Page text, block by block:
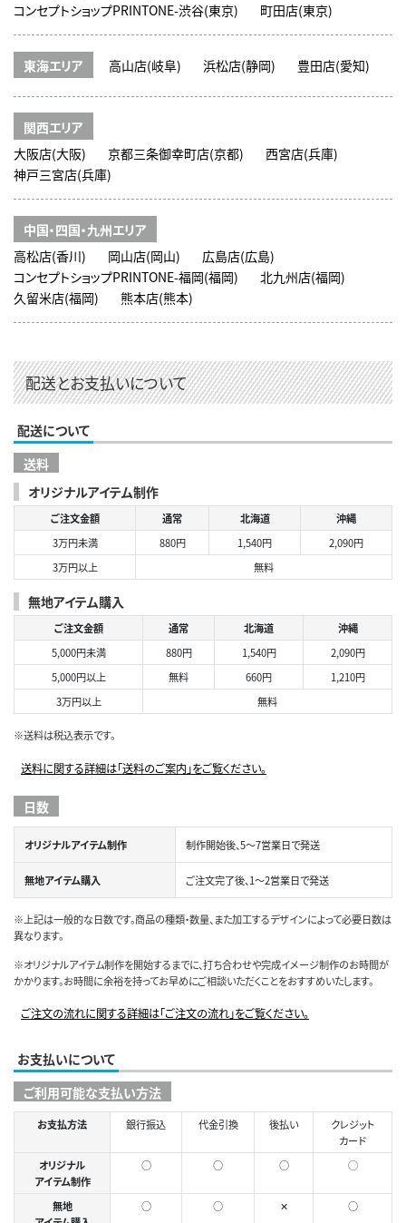
コンセプトショップPRINTONE-渋谷(東京)
町田店(東京)
東海エリア 高山店(岐阜) 浜松店(静岡) 豊田店(愛知)
関西エリア
大阪店(大阪)
京都三条御幸町店(京都)
西宮店(兵庫)
神戸三宮店(兵庫)
中国・四国・九州エリア
高松店(香川)
岡山店(岡山)
広島店(広島)
コンセプトショップPRINTONE-福岡(福岡)
北九州店(福岡)
久留米店(福岡)
熊本店(熊本)
配送とお支払いについて
配送について
送料
オリジナルアイテム制作
ご注文金額 通常 北海道
沖縄
3万円未満
880円 1,540円
2,090円
3万円以上
無料
無地アイテム購入
ご注文金額 通常 北海道
沖縄
5,000円未満
880円 1,540円
2,090円
5,000円以上
無料 660円
1,210円
3万円以上
無料
※送料は税込表示です。
送料に関する詳細は「送料のご案内」をご覧ください。
日数
オリジナルアイテム制作 制作開始後、5～7営業日で発送
無地アイテム購入 ご注文完了後、1～2営業日で発送
※上記は一般的な日数です。商品の種類・数量、また加工するデザインによって必要日数は
異なります。
※オリジナルアイテム制作を開始するまでに、打ち合わせや完成イメージ制作のお時間が
かかります。お時間に余裕を持ってお早めにご相談いただくことをおすすめいたします。
ご注文の流れに関する詳細は「ご注文の流れ」をご覧ください。
お支払いについて
ご利用可能な支払い方法
お支払方法 銀行振込 代金引換 後払い
クレジット
カード
オリジナル
アイテム制作
○ ○ ○ ◯
無地
○ ○ ✕ ○